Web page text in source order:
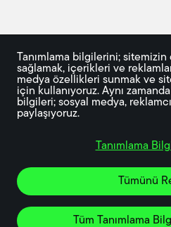
Tanımlama bilgilerini; sitemizin
sağlamak, içerikleri ve
medya özellikleri sunmak ve
için kullanıyoruz. Aynı
bilgileri; sosyal medya,
paylaşıyoruz.
Tanımlama
Tümünü
Tüm Tanımlama